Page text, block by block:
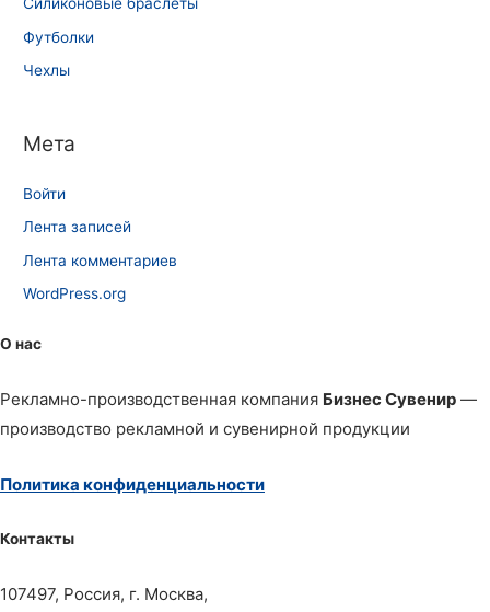
Силиконовые браслеты
Футболки
Чехлы
Мета
Войти
Лента записей
Лента комментариев
WordPress.org
О нас
Рекламно-производственная компания Бизнес Сувенир —
производство рекламной и сувенирной продукции
Политика конфиденциальности
Контакты
107497, Россия, г. Москва,